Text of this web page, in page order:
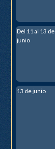
Del 11 al 13 de
junio
13 de junio